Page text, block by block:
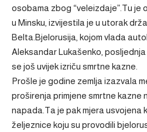
osobama zbog “veleizdaje”.Tu je
u Minsku, izvijestila je u utorak
Belta.Bjelorusija, kojom vlada
Aleksandar Lukašenko, posljednja
se još uvijek izriču smrtne kazne.
Prošle je godine zemlja izazvala
proširenja primjene smrtne kazne
napada.Ta je pak mjera usvojena
željeznice koju su provodili